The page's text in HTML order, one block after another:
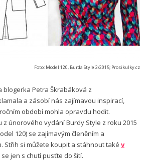
Foto: Model 120, Burda Style 2/2015; Prosikulky.cz
blogerka Petra Škrabáková z
a zásobí nás zajímavou inspirací,
období mohla opravdu hodit.
únorového vydání Burdy Style z roku 2015
120) se zajímavým členěním a
Střih si můžete koupit a stáhnout také v
jen s chutí pusťte do šití.